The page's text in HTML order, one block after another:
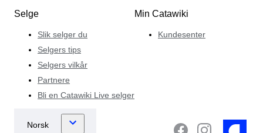
Selge
Slik selger du
Selgers tips
Selgers vilkår
Partnere
Bli en Catawiki Live selger
Min Catawiki
Kundesenter